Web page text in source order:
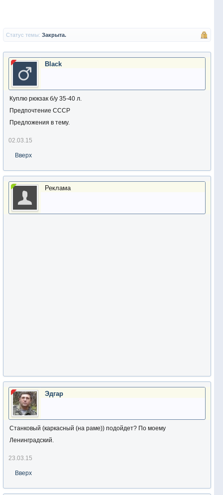
Статус темы: Закрыта.
Black
Куплю рюкзак б/у 35-40 л.
Предпочтение СССР
Предложения в тему.
02.03.15
Вверх
Реклама
Эдгар
Станковый (каркасный (на раме)) подойдет? По моему
Ленинградский.
23.03.15
Вверх